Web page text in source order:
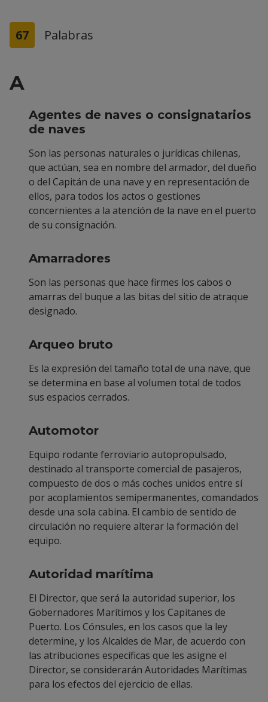
67 Palabras
A
Agentes de naves o consignatarios
de naves
Son las personas naturales o jurídicas chilenas,
que actúan, sea en nombre del armador, del dueño
o del Capitán de una nave y en representación de
ellos, para todos los actos o gestiones
concernientes a la atención de la nave en el puerto
de su consignación.
Amarradores
Son las personas que hace firmes los cabos o
amarras del buque a las bitas del sitio de atraque
designado.
Arqueo bruto
Es la expresión del tamaño total de una nave, que
se determina en base al volumen total de todos
sus espacios cerrados.
Automotor
Equipo rodante ferroviario autopropulsado,
destinado al transporte comercial de pasajeros,
compuesto de dos o más coches unidos entre sí
por acoplamientos semipermanentes, comandados
desde una sola cabina. El cambio de sentido de
circulación no requiere alterar la formación del
equipo.
Autoridad marítima
El Director, que será la autoridad superior, los
Gobernadores Marítimos y los Capitanes de
Puerto. Los Cónsules, en los casos que la ley
determine, y los Alcaldes de Mar, de acuerdo con
las atribuciones específicas que les asigne el
Director, se considerarán Autoridades Marítimas
para los efectos del ejercicio de ellas.